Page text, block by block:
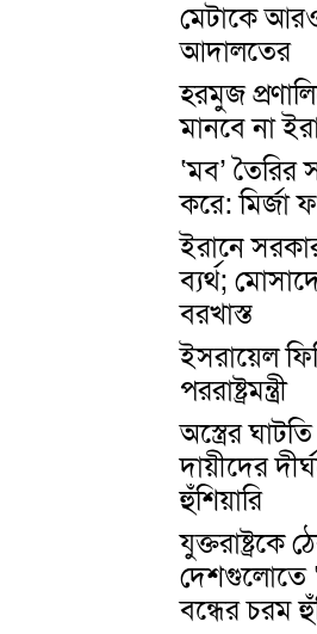
মেটাকে
আদালতের
হরমুজ
মানবে না
‘মব’ তৈরির
করে:
ইরানে
ব্যর্থ;
বরখাস্ত
ইসরায়েল
পররাষ্ট্রমন্ত্রী
অস্ত্রের
দায়ীদের
হুঁশিয়ারি
যুক্তরাষ্ট্রকে
দেশগুলোতে
বন্ধের চরম